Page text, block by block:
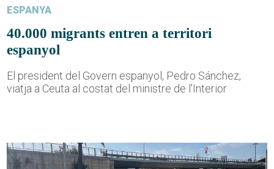
ESPANYA
40.000 migrants entren a territori
espanyol
El president del Govern espanyol, Pedro Sánchez,
viatja a Ceuta al costat del ministre de l'Interior